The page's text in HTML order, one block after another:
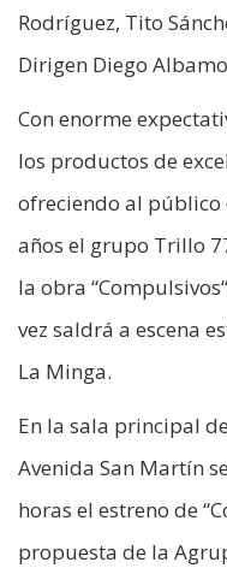
Rodríguez, Tito
Dirigen Diego
Con enorme
los productos de
ofreciendo al
años el grupo Trillo
la obra
vez saldrá a escena
La Minga.
En la sala principal
Avenida San Martín
horas el estreno de
propuesta de la